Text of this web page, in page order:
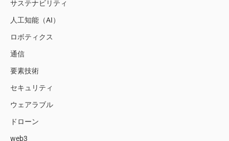
サステナビリティ
人工知能（AI）
ロボティクス
通信
要素技術
セキュリティ
ウェアラブル
ドローン
web3